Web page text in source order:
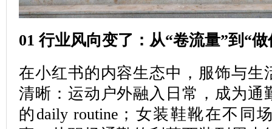
01 行业风向变了：从“卷流量”到“做
在小红书的内容生态中，服饰与生
清晰：运动户外融入日常，成为通
的daily routine；女装鞋靴在不同